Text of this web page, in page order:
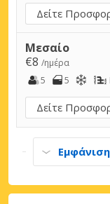
Δείτε
Μεσαίο
€8 /ημέρα
5
5
Δείτε